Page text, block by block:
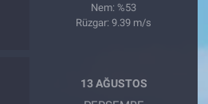
Nem: %53
Rüzgar: 9.39 m/s
13 AĞUSTOS